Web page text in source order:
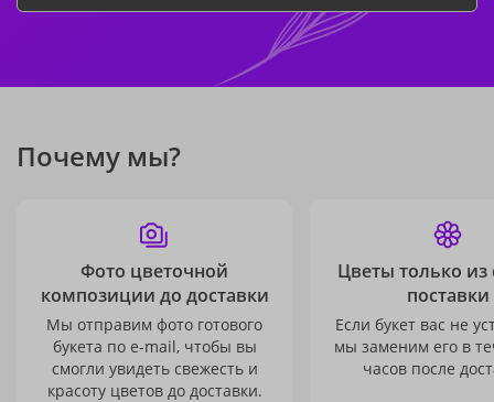
Почему мы?
Фото цветочной
композиции до доставки
Мы отправим фото готового
букета по e-mail, чтобы вы
смогли увидеть свежесть и
красоту цветов до доставки.
Цветы только из
поставки
Если букет вас не
мы заменим его в
часов после